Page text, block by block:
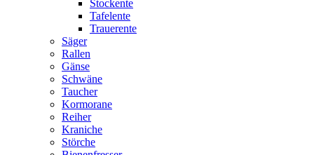
Stockente
Tafelente
Trauerente
Säger
Rallen
Gänse
Schwäne
Taucher
Kormorane
Reiher
Kraniche
Störche